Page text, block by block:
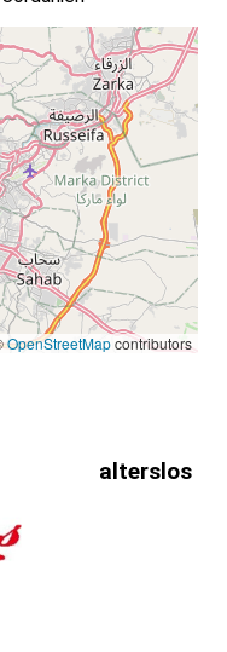
OpenStreetMapcontributors
alterslos